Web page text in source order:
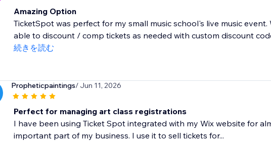
Amazing Option
TicketSpot was perfect for my small music school's live music
able to discount / comp tickets as needed with custom discount
続きを読む
Propheticpaintings/ Jun 11, 2026
Perfect for managing art class registrations
I have been using Ticket Spot integrated with my Wix website for
important part of my business. I use it to sell tickets for...